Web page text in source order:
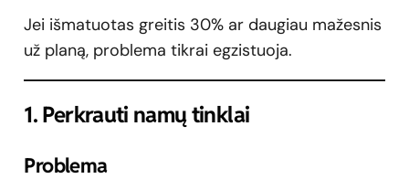
Jei išmatuotas greitis 30% ar daugiau mažesnis
už planą, problema tikrai egzistuoja.
1. Perkrauti namų tinklai
Problema